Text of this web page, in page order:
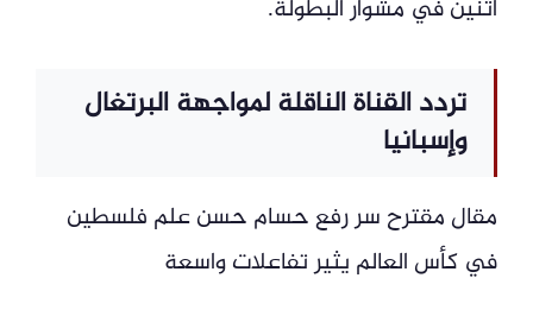
اثنين في مشوار البطولة.
تردد القناة الناقلة لمواجهة البرتغال
وإسبانيا
مقال مقترح سر رفع حسام حسن علم فلسطين
في كأس العالم يثير تفاعلات واسعة